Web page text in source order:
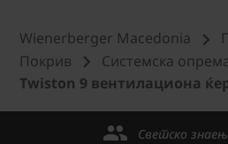
Wienerberger Macedonia
Покрив
Системска
Twiston 9 вентилациона
Светско